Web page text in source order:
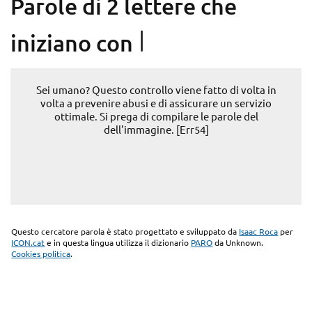
Parole di 2 lettere che
iniziano con I
Sei umano? Questo controllo viene fatto di volta in
volta a prevenire abusi e di assicurare un servizio
ottimale. Si prega di compilare le parole del
dell'immagine. [Err54]
Questo cercatore parola è stato progettato e sviluppato da Isaac Roca per
ICON.cate in questa lingua utilizza il dizionario PAROda Unknown.
Cookies politica.